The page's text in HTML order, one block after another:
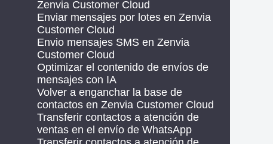
Zenvia Customer Cloud
Enviar mensajes por lotes en Zenvia
Customer Cloud
Envio mensajes SMS en Zenvia
Customer Cloud
Optimizar el contenido de envíos de
mensajes con IA
Volver a enganchar la base de
contactos en Zenvia Customer Cloud
Transferir contactos a atención de
ventas en el envío de WhatsApp